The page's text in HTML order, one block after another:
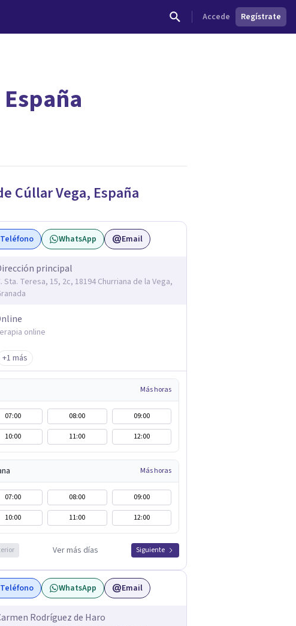
Accede Regístrate
Cúllar Vega, España
Teléfono WhatsApp Email
principal
Sta. Teresa, 15, 2c, 18194 Churriana de la Vega,
online
+1 más
Más horas
07:00 08:00
09:00
10:00
11:00 12:00
Más horas
07:00 08:00
09:00
10:00
11:00 12:00
Ver más días Siguiente
Teléfono WhatsApp Email
Rodríguez de Haro